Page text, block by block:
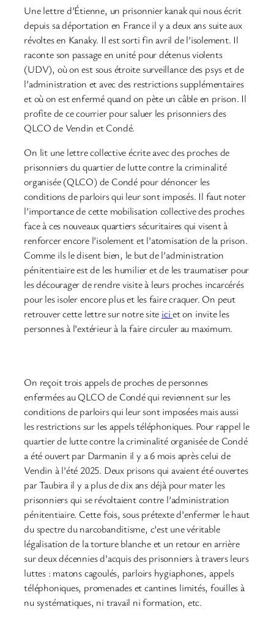
Une lettre d’Étienne, un prisonnier kanak qui nous écrit
depuis sa déportation en France il y a deux ans suite aux
révoltes en Kanaky. Il est sorti fin avril de l’isolement. Il
raconte son passage en unité pour détenus violents
(UDV), où on est sous étroite surveillance des psys et de
l’administration et avec des restrictions supplémentaires
et où on est enfermé quand on pète un câble en prison. Il
profite de ce courrier pour saluer les prisonniers des
QLCO de Vendin et Condé.
On lit une lettre collective écrite avec des proches de
prisonniers du quartier de lutte contre la criminalité
organisée (QLCO) de Condé pour dénoncer les
conditions de parloirs qui leur sont imposés. Il faut noter
l’importance de cette mobilisation collective des proches
face à ces nouveaux quartiers sécuritaires qui visent à
renforcer encore l’isolement et l’atomisation de la prison.
Comme ils le disent bien, le but de l’administration
pénitentiaire est de les humilier et de les traumatiser pour
les décourager de rendre visite à leurs proches incarcérés
pour les isoler encore plus et les faire craquer. On peut
retrouver cette lettre sur notre site iciet on invite les
personnes à l’extérieur à la faire circuler au maximum.
On reçoit trois appels de proches de personnes
enfermées au QLCO de Condé qui reviennent sur les
conditions de parloirs qui leur sont imposées mais aussi
les restrictions sur les appels téléphoniques. Pour rappel le
quartier de lutte contre la criminalité organisée de Condé
a été ouvert par Darmanin il y a 6 mois après celui de
Vendin à l’été 2025. Deux prisons qui avaient été ouvertes
par Taubira il y a plus de dix ans déjà pour mater les
prisonniers qui se révoltaient contre l’administration
pénitentiaire. Cette fois, sous prétexte d’enfermer le haut
du spectre du narcobanditisme, c’est une véritable
légalisation de la torture blanche et un retour en arrière
sur deux décennies d’acquis des prisonniers à travers leurs
luttes : matons cagoulés, parloirs hygiaphones, appels
téléphoniques, promenades et cantines limités, fouilles à
nu systématiques, ni travail ni formation, etc.